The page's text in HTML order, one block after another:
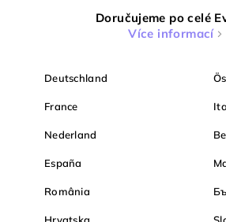
Doručujeme po celé
Více informací
Deutschland
France
Nederland
España
România
Hrvatska